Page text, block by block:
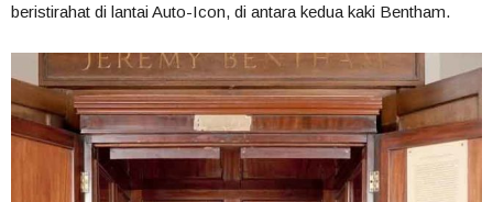
beristirahat di lantai Auto-Icon, di antara kedua kaki Bentham.